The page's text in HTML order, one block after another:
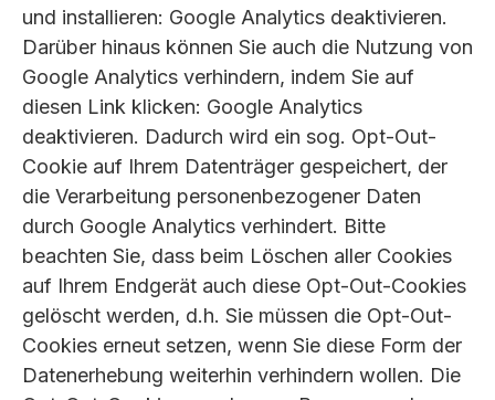
und installieren: Google Analytics deaktivieren.
Darüber hinaus können Sie auch die Nutzung von
Google Analytics verhindern, indem Sie auf
diesen Link klicken: Google Analytics
deaktivieren. Dadurch wird ein sog. Opt-Out-
Cookie auf Ihrem Datenträger gespeichert, der
die Verarbeitung personenbezogener Daten
durch Google Analytics verhindert. Bitte
beachten Sie, dass beim Löschen aller Cookies
auf Ihrem Endgerät auch diese Opt-Out-Cookies
gelöscht werden, d.h. Sie müssen die Opt-Out-
Cookies erneut setzen, wenn Sie diese Form der
Datenerhebung weiterhin verhindern wollen. Die